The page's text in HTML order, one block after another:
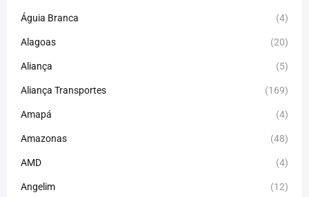
Águia Branca (4)
Alagoas (20)
Aliança (5)
Aliança Transportes (169)
Amapá (4)
Amazonas (48)
AMD (4)
Angelim (12)